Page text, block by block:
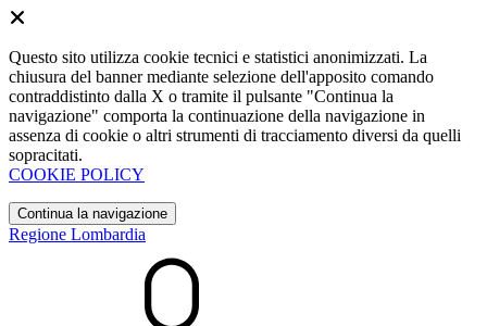
Questo sito utilizza cookie tecnici e statistici anonimizzati. La
chiusura del banner mediante selezione dell'apposito comando
contraddistinto dalla X o tramite il pulsante "Continua la
navigazione" comporta la continuazione della navigazione in
assenza di cookie o altri strumenti di tracciamento diversi da quelli
sopracitati.
COOKIE POLICY
Continua la navigazione
Regione Lombardia